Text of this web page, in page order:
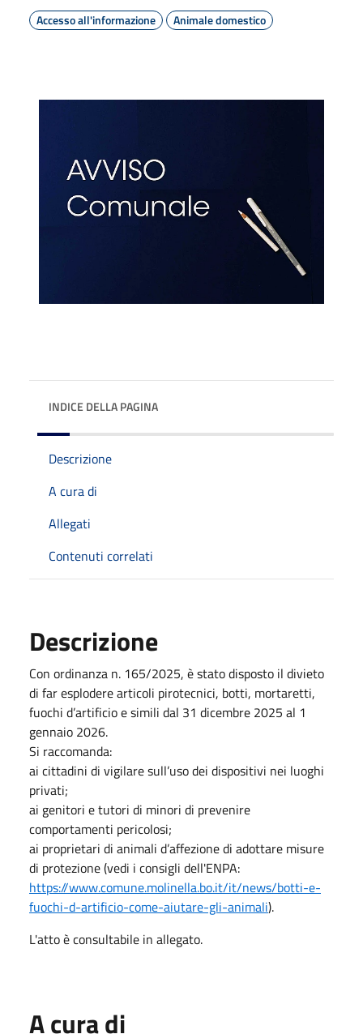
Accesso all'informazione
Animale domestico
INDICE DELLA PAGINA
Descrizione
A cura di
Allegati
Contenuti correlati
Descrizione
Con ordinanza n. 165/2025, è stato disposto il divieto
di far esplodere articoli pirotecnici, botti, mortaretti,
fuochi d’artificio e simili dal 31 dicembre 2025 al 1
gennaio 2026.
Si raccomanda:
ai cittadini di vigilare sull’uso dei dispositivi nei luoghi
privati;
ai genitori e tutori di minori di prevenire
comportamenti pericolosi;
ai proprietari di animali d’affezione di adottare misure
di protezione (vedi i consigli dell'ENPA:
https://www.comune.molinella.bo.it/it/news/botti-e-
fuochi-d-artificio-come-aiutare-gli-animali).
L'atto è consultabile in allegato.
A cura di